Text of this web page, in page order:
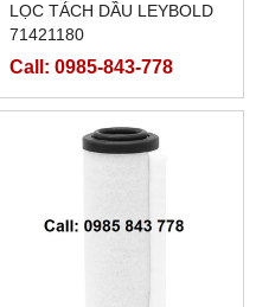
LỌC TÁCH DẦU LEYBOLD
71421180
Call: 0985-843-778